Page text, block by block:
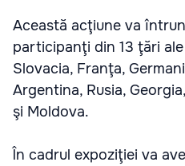
Această acţiune va
participanţi din 13 ţări
Slovacia, Franţa,
Argentina, Rusia,
şi Moldova.
În cadrul expoziţiei va